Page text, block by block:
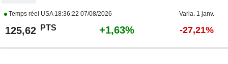
Temps réel USA 18:36:22 07/08/2026 Varia. 1 janv.
125,62 PTS +1,63% -27,21%